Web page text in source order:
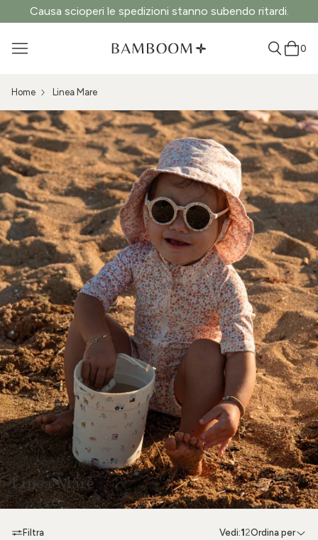
Causa scioperi le spedizioni stanno subendo ritardi.
0
Home Linea Mare
Linea Mare
Filtra Vedi:1 2Ordina per